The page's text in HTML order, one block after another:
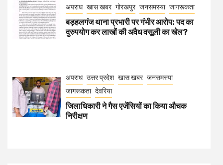
अपराध खास खबर गोरखपुर जनसमस्या जागरूकता
बड़हलगंज थाना प्रभारी पर गंभीर आरोप: पद का
दुरुपयोग कर लाखों की अवैध वसूली का खेल?
अपराध उत्तर प्रदेश खास खबर जनसमस्या
जागरूकता देवरिया
जिलाधिकारी ने गैस एजेंसियों का किया औचक
निरीक्षण